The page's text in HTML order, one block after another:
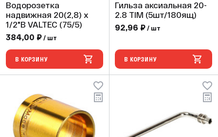
Водорозетка
надвижная 20(2,8) х
1/2"В VALTEC (75/5)
384,00 ₽ / шт
В КОРЗИНУ
Гильза аксиальная 20-
2.8 TIM (5шт/180ящ)
92,96 ₽ / шт
В КОРЗИНУ